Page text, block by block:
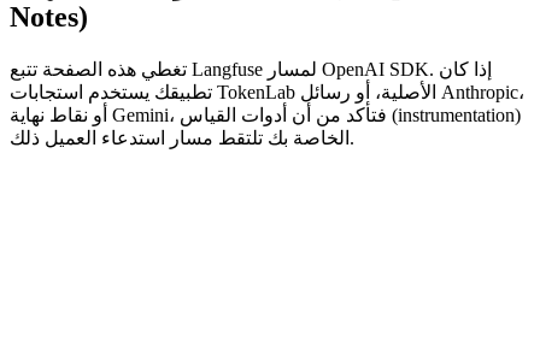
Notes)
تغطي هذه الصفحة تتبع Langfuse لمسار OpenAI SDK. إذا كان
تطبيقك يستخدم استجابات TokenLab الأصلية، أو رسائل Anthropic،
أو نقاط نهاية Gemini، فتأكد من أن أدوات القياس (instrumentation)
الخاصة بك تلتقط مسار استدعاء العميل ذلك.